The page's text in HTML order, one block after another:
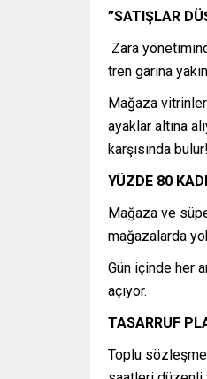
”SATIŞLAR
Zara
tren garına
Mağaza
ayaklar altına
karşısında
YÜZDE 80
Mağaza ve
mağazalarda
Gün içinde her
açıyor.
TASARRUF
Toplu sözleşme